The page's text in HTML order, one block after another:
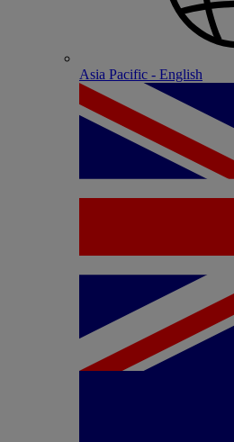
Asia Pacific - English